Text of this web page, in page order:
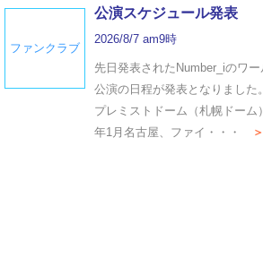
ファンクラブ
公演スケジュール発表
2026/8/7 am9時
先日発表されたNumber_iのワ
公演の日程が発表となりました
プレミストドーム（札幌ドーム
年1月名古屋、ファイ・・・